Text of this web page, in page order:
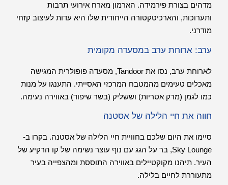
מדהים בצורת פירמידה. הארמון מארח אירועי תרבות
ותערוכות, והארכיטקטורה הייחודית שלו היא עדות לעיצוב קזחי
מודרני.
ערב: ארוחת ערב במסעדה מקומית
לארוחת ערב, נסו את Tandoor, מסעדה פופולרית המגישה
מאכלים טעימים מהמטבח המרכזי האסייתי. התענגו על מנות
כמו לגמן (מרק אטריות) וששליק (בשר שיפוד) באווירה נעימה.
חווה את חיי הלילה של אסטנה
סיימו את היום שלכם בחוויית חיי הלילה של אסטנה. בקרו ב-
Sky Lounge, בר על הגג עם נוף עוצר נשימה של קו הרקיע של
העיר. תיהנו מקוקטיילים באווירה התוססת ומהצפייה בעיר
מתעוררת לחיים בלילה.